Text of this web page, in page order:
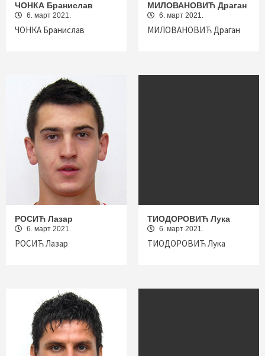
ЧОНКА Бранислав
6. март 2021.
ЧОНКА Бранислав
МИЛОВАНОВИЋ Драган
6. март 2021.
МИЛОВАНОВИЋ Драган
РОСИЋ Лазар
6. март 2021.
РОСИЋ Лазар
ТИОДОРОВИЋ Лука
6. март 2021.
ТИОДОРОВИЋ Лука